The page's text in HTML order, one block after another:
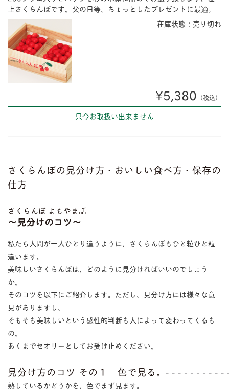
上さくらんぼです。父の日等、ちょっとしたプレゼントに最適。
在庫状態：売り切れ
¥5,380 （税込）
只今お取扱い出来ません
さくらんぼの見分け方・おいしい食べ方・保存の
仕方
さくらんぼ よもやま話
〜見分けのコツ〜
私たち人間が一人ひとり違うように、さくらんぼもひと粒ひと粒
違います。
美味しいさくらんぼは、どのように見分ければいいのでしょう
か。
そのコツを以下にご紹介します。ただし、見分け方には様々な意
見がありますし、
そもそも美味しいという感性的判断も人によって変わってくるも
の。
あくまでセオリーとしてお受け止めください。
見分け方のコツ その１ 色で見る。
熟しているかどうかを、色でまず見ます。